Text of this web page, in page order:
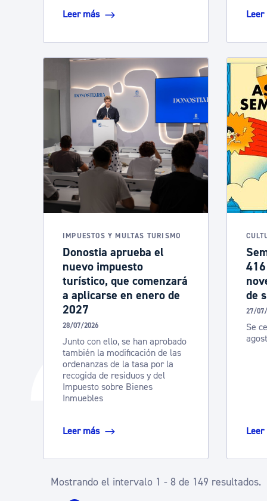
Leer más
IMPUESTOS Y MULTAS TURISMO
Donostia aprueba el
nuevo impuesto
turístico, que comenzará
a aplicarse en enero de
2027
28/07/2026
Junto con ello, se han aprobado
también la modificación de las
ordenanzas de la tasa por la
recogida de residuos y del
Impuesto sobre Bienes
Inmuebles
Leer más
de
27/
Se
Mostrando el intervalo 1 - 8 de 149 resultados.